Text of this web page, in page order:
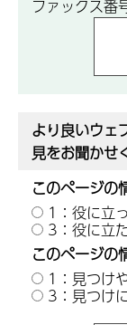
ファックス
より良いウェ
見をお聞かせ
このページの
1：役に立
3：役に立
このページの
1：見つけ
3：見つけ